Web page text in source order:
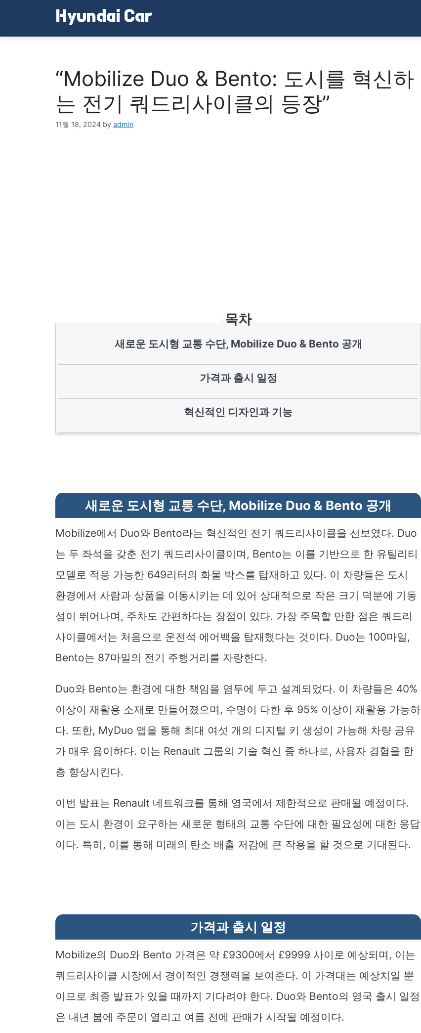
Hyundai Car
“Mobilize Duo & Bento: 도시를 혁신하
는 전기 쿼드리사이클의 등장”
11월 18, 2024 by admin
목차
새로운 도시형 교통 수단, Mobilize Duo & Bento 공개
가격과 출시 일정
혁신적인 디자인과 기능
새로운 도시형 교통 수단, Mobilize Duo & Bento 공개
Mobilize에서 Duo와 Bento라는 혁신적인 전기 쿼드리사이클을 선보였다. Duo
는 두 좌석을 갖춘 전기 쿼드리사이클이며, Bento는 이를 기반으로 한 유틸리티
모델로 적응 가능한 649리터의 화물 박스를 탑재하고 있다. 이 차량들은 도시
환경에서 사람과 상품을 이동시키는 데 있어 상대적으로 작은 크기 덕분에 기동
성이 뛰어나며, 주차도 간편하다는 장점이 있다. 가장 주목할 만한 점은 쿼드리
사이클에서는 처음으로 운전석 에어백을 탑재했다는 것이다. Duo는 100마일,
Bento는 87마일의 전기 주행거리를 자랑한다.
Duo와 Bento는 환경에 대한 책임을 염두에 두고 설계되었다. 이 차량들은 40%
이상이 재활용 소재로 만들어졌으며, 수명이 다한 후 95% 이상이 재활용 가능하
다. 또한, MyDuo 앱을 통해 최대 여섯 개의 디지털 키 생성이 가능해 차량 공유
가 매우 용이하다. 이는 Renault 그룹의 기술 혁신 중 하나로, 사용자 경험을 한
층 향상시킨다.
이번 발표는 Renault 네트워크를 통해 영국에서 제한적으로 판매될 예정이다.
이는 도시 환경이 요구하는 새로운 형태의 교통 수단에 대한 필요성에 대한 응답
이다. 특히, 이를 통해 미래의 탄소 배출 저감에 큰 작용을 할 것으로 기대된다.
가격과 출시 일정
Mobilize의 Duo와 Bento 가격은 약 £9300에서 £9999 사이로 예상되며, 이는
쿼드리사이클 시장에서 경이적인 경쟁력을 보여준다. 이 가격대는 예상치일 뿐
이므로 최종 발표가 있을 때까지 기다려야 한다. Duo와 Bento의 영국 출시 일정
은 내년 봄에 주문이 열리고 여름 전에 판매가 시작될 예정이다.